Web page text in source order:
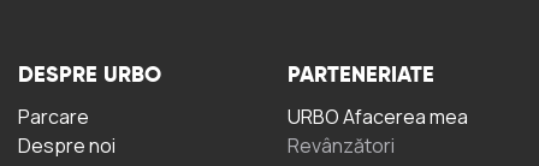
DESPRE URBO
Parcare
Despre noi
PARTENERIATE
URBO Afacerea mea
Revânzători